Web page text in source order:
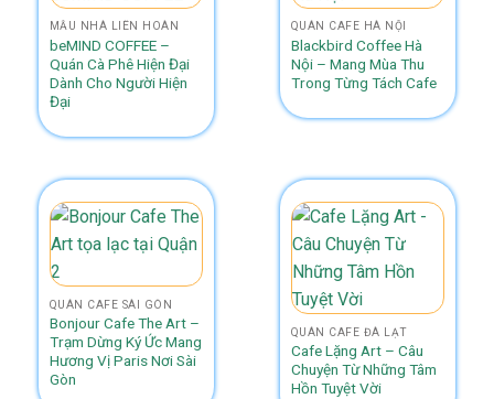
MẪU NHÀ LIÊN HOÀN
beMIND COFFEE –
Quán Cà Phê Hiện Đại
Dành Cho Người Hiện
Đại
QUÁN CAFE HÀ NỘI
Blackbird Coffee Hà
Nội – Mang Mùa Thu
Trong Từng Tách Cafe
QUÁN CAFE SÀI GÒN
Bonjour Cafe The Art –
Trạm Dừng Ký Ức Mang
Hương Vị Paris Nơi Sài
Gòn
QUÁN CAFE ĐÀ LẠT
Cafe Lặng Art – Câu
Chuyện Từ Những Tâm
Hồn Tuyệt Vời